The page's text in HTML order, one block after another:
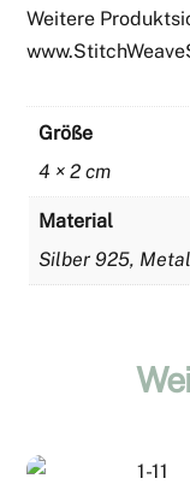
Weitere
Größe
4 × 2 cm
Material
Silber 925,